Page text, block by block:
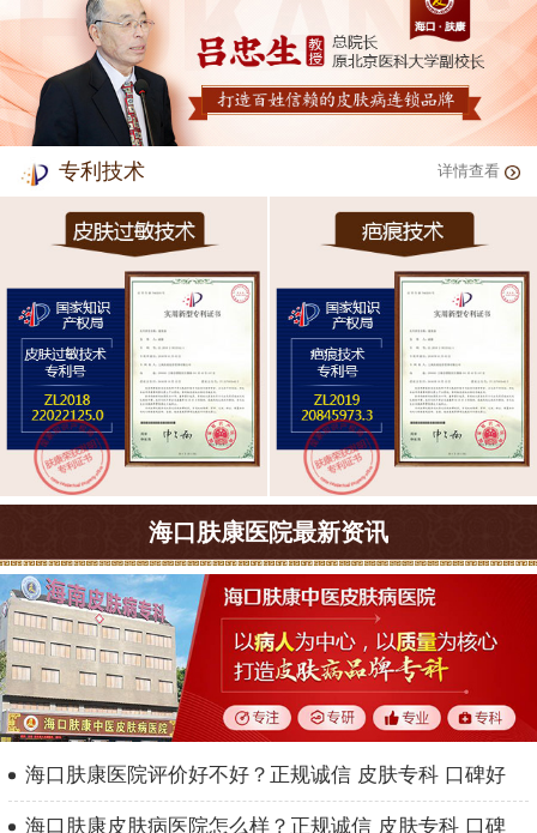
专利技术 详情查看
海口肤康医院最新资讯
海口肤康医院评价好不好？正规诚信 皮肤专科 口碑好
海口肤康皮肤病医院怎么样？正规诚信 皮肤专科 口碑